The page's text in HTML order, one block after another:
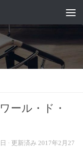
ール・ド・
· 更新済み 2017年2月27